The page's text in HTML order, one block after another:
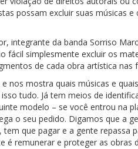
possam excluir suas músicas
integrante da banda Sorriso
fácil simplesmente excluir os
de cada obra artística nas
nos mostra quais músicas e
tudo. Já tem meios de
modelo – se você entrou na
o seu pedido. Digamos que a
que pagar e a gente repassa
é remunerar e proteger as obras